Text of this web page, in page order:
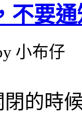
不要
小布仔
的時